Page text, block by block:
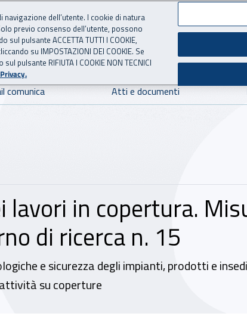
l'Assicurazione
comunica Atti e documenti
lavori in copertura.
di ricerca n. 15
e sicurezza degli impianti, prodotti e
su coperture
dell’utente. I cookie di natura
previo consenso dell’utente, possono
pulsante ACCETTA TUTTI I COOKIE,
su IMPOSTAZIONI DEI COOKIE. Se
pulsante RIFIUTA I COOKIE NON TECNICI